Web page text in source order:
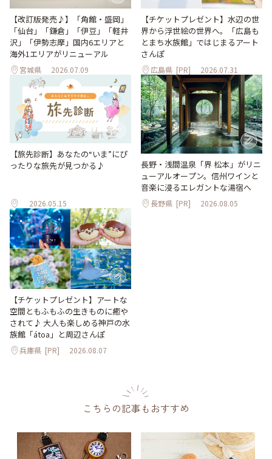
【改訂版発売♪】「角館・盛岡」
「仙台」「鎌倉」「伊豆」「軽井
沢」「伊勢志摩」国内6エリアと
海外1エリアがリニューアル
宮城県 2026.07.09
【チケットプレゼント】水辺の世
界から浮世絵の世界へ。「広島も
とまち水族館」ではじまるアート
さんぽ
広島県 [PR] 2026.07.31
【旅先診断】あなたの“いま”にぴ
ったりな旅先が見つかる♪
2026.05.15
長野・浅間温泉「界 松本」がリニ
ューアルオープン。信州ワインと
音楽に浸るエレガントな湯宿へ
長野県 [PR] 2026.08.05
【チケットプレゼント】アートな
空間ともふもふの生きものに癒や
されて♪ 大人も楽しめる神戸の水
族館「átoa」と周辺さんぽ
兵庫県 [PR] 2026.08.07
こちらの記事もおすすめ